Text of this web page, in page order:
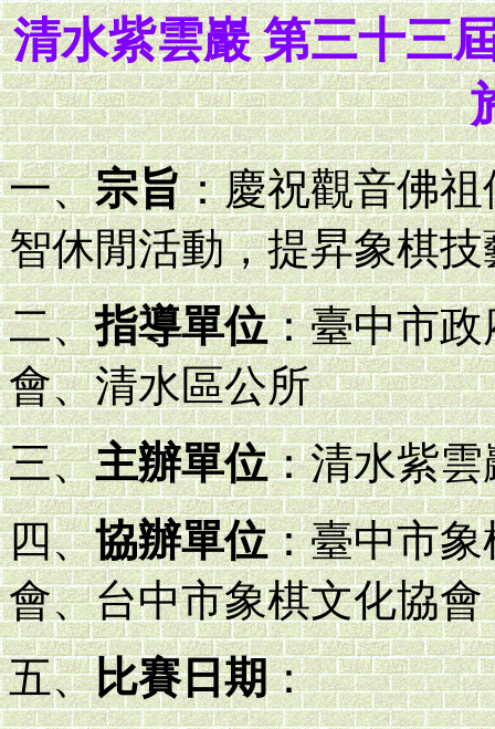
清水紫雲巖 第三十三
一、宗旨：慶祝觀音佛
智休閒活動，提昇象棋
二、指導單位：臺中市
會、清水區公所
三、主辦單位：清水紫
四、協辦單位：臺中市
會、台中市象棋文化協會
五、比賽日期：